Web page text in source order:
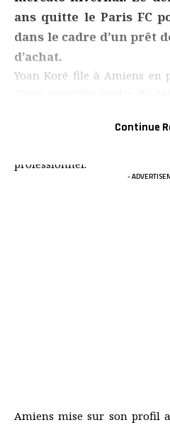
ans quitte le Paris FC
dans le cadre d’un prêt
d’achat.
Yoan Koré file à Amiens en
et poursuivre sa
professionnel.
-
Amiens mise sur son profil
Continue